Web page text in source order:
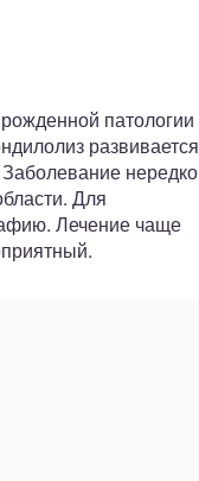
патологии
развивается
нередко
Для
Лечение чаще